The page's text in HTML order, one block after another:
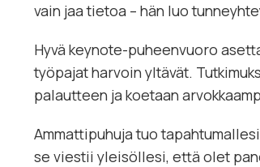
vain jaa tietoa – hän luo
Hyvä keynote-puheenvuoro
työpajat harvoin yltävät.
palautteen ja koetaan
Ammattipuhuja tuo
se viestii yleisöllesi, että olet